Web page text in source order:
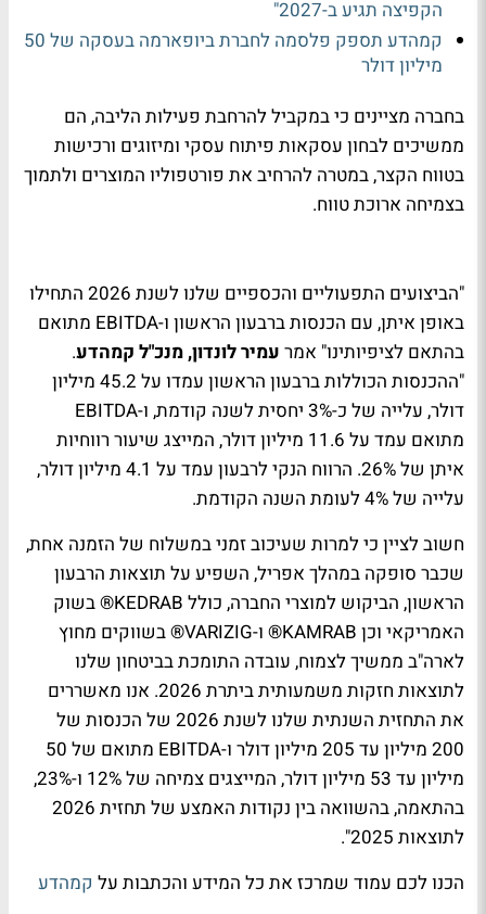
הקפיצה תגיע ב-2027"
קמהדע תספק פלסמה לחברת ביופארמה בעסקה של 50
מיליון דולר
בחברה מציינים כי במקביל להרחבת פעילות הליבה, הם
ממשיכים לבחון עסקאות פיתוח עסקי ומיזוגים ורכישות
בטווח הקצר, במטרה להרחיב את פורטפוליו המוצרים ולתמוך
בצמיחה ארוכת טווח.
"הביצועים התפעוליים והכספיים שלנו לשנת 2026 התחילו
באופן איתן, עם הכנסות ברבעון הראשון ו-EBITDA מתואם
בהתאם לציפיותינו" אמר עמיר לונדון, מנכ"ל קמהדע.
"ההכנסות הכוללות ברבעון הראשון עמדו על 45.2 מיליון
דולר, עלייה של כ-3% יחסית לשנה קודמת, ו-EBITDA
מתואם עמד על 11.6 מיליון דולר, המייצג שיעור רווחיות
איתן של 26%. הרווח הנקי לרבעון עמד על 4.1 מיליון דולר,
עלייה של 4% לעומת השנה הקודמת.
חשוב לציין כי למרות שעיכוב זמני במשלוח של הזמנה אחת,
שכבר סופקה במהלך אפריל, השפיע על תוצאות הרבעון
הראשון, הביקוש למוצרי החברה, כולל KEDRAB® בשוק
האמריקאי וכן KAMRAB® ו-VARIZIG® בשווקים מחוץ
לארה"ב ממשיך לצמוח, עובדה התומכת בביטחון שלנו
לתוצאות חזקות משמעותית ביתרת 2026. אנו מאשררים
את התחזית השנתית שלנו לשנת 2026 של הכנסות של
200 מיליון עד 205 מיליון דולר ו-EBITDA מתואם של 50
מיליון עד 53 מיליון דולר, המייצגים צמיחה של 12% ו-23%,
בהתאמה, בהשוואה בין נקודות האמצע של תחזית 2026
לתוצאות 2025".
הכנו לכם עמוד שמרכז את כל המידע והכתבות על קמהדע